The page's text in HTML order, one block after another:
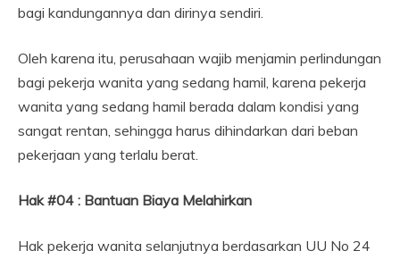
bagi kandungannya dan dirinya sendiri.
Oleh karena itu, perusahaan wajib menjamin perlindungan
bagi pekerja wanita yang sedang hamil, karena pekerja
wanita yang sedang hamil berada dalam kondisi yang
sangat rentan, sehingga harus dihindarkan dari beban
pekerjaan yang terlalu berat.
Hak #04 : Bantuan Biaya Melahirkan
Hak pekerja wanita selanjutnya berdasarkan UU No 24